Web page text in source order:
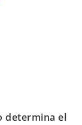
determina el